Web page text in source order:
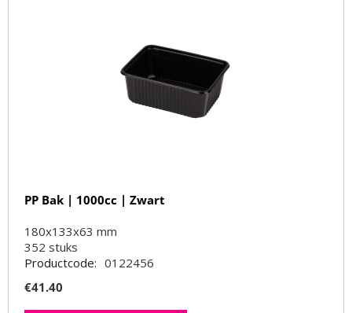
PP Bak | 1000cc | Zwart
180x133x63 mm
352 stuks
Productcode: 0122456
€41.40